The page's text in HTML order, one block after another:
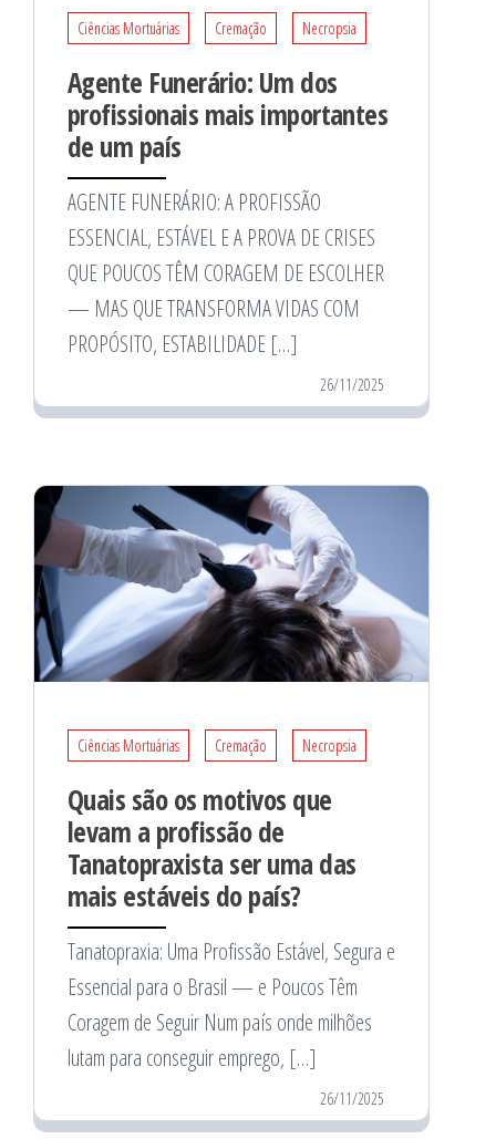
Ciências Mortuárias Cremação Necropsia
Agente Funerário: Um dos
profissionais mais importantes
de um país
AGENTE FUNERÁRIO: A PROFISSÃO
ESSENCIAL, ESTÁVEL E A PROVA DE CRISES
QUE POUCOS TÊM CORAGEM DE ESCOLHER
— MAS QUE TRANSFORMA VIDAS COM
PROPÓSITO, ESTABILIDADE […]
26/11/2025
Ciências Mortuárias Cremação Necropsia
Quais são os motivos que
levam a profissão de
Tanatopraxista ser uma das
mais estáveis do país?
Tanatopraxia: Uma Profissão Estável, Segura e
Essencial para o Brasil — e Poucos Têm
Coragem de Seguir Num país onde milhões
lutam para conseguir emprego, […]
26/11/2025